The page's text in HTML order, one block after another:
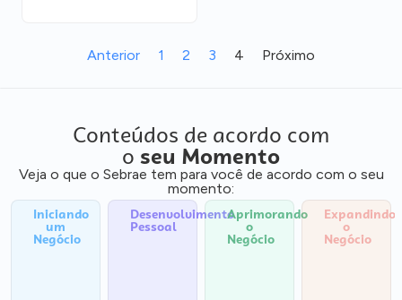
Anterior 1 2 3 4 Próximo
Conteúdos de acordo com
o seu Momento
Veja o que o Sebrae tem para você de acordo com o seu
momento:
Iniciando
um
Negócio
Desenvolvimento
Pessoal
Aprimorando
o
Negócio
Expandindo
o
Negócio